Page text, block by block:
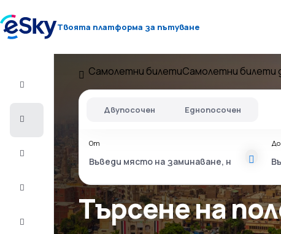
Твоята платформа за пътуване
Почивки
2026/27
Самолетни билетиСамолетни билети
Търсене на
Двупосочен Еднопосочен
От До